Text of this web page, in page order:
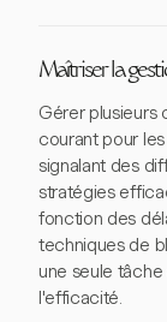
Maîtriser la
Gérer plusieurs
courant pour
signalant des
stratégies
fonction des
techniques de
une seule
l'efficacité.